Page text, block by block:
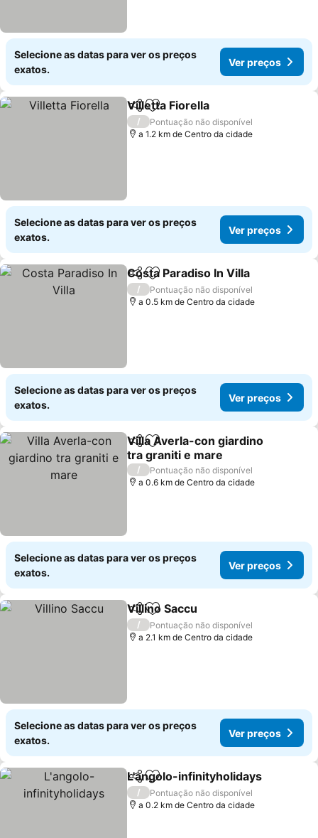
Selecione as datas para ver os preços
exatos.
Ver preços
PartilharAdicionar aos favoritos
Villetta Fiorella
/
Pontuação não disponível
a 1.2 km de Centro da cidade
Selecione as datas para ver os preços
exatos.
Ver preços
PartilharAdicionar aos favoritos
Costa Paradiso In Villa
/
Pontuação não disponível
a 0.5 km de Centro da cidade
Selecione as datas para ver os preços
exatos.
Ver preços
PartilharAdicionar aos favoritos
Villa Averla-con giardino
tra graniti e mare
/
Pontuação não disponível
a 0.6 km de Centro da cidade
Selecione as datas para ver os preços
exatos.
Ver preços
PartilharAdicionar aos favoritos
Villino Saccu
/
Pontuação não disponível
a 2.1 km de Centro da cidade
Selecione as datas para ver os preços
exatos.
Ver preços
PartilharAdicionar aos favoritos
L'angolo-infinityholidays
/
Pontuação não disponível
a 0.2 km de Centro da cidade